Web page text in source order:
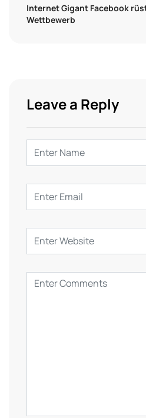
Internet Gigant Facebook
Wettbewerb
Leave a Reply